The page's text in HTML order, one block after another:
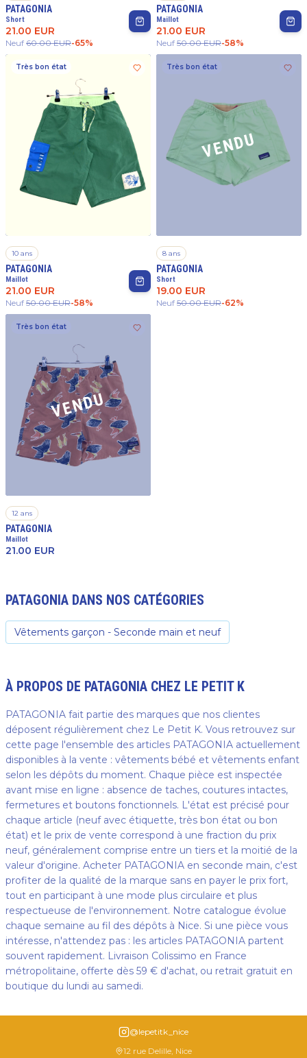
PATAGONIA
Short
21.00 EUR
Neuf 60.00 EUR-65%
PATAGONIA
Maillot
21.00 EUR
Neuf 50.00 EUR-58%
Très bon état
10 ans
PATAGONIA
Maillot
21.00 EUR
Neuf 50.00 EUR-58%
Très bon état
VENDU
8 ans
PATAGONIA
Short
19.00 EUR
Neuf 50.00 EUR-62%
Très bon état
VENDU
12 ans
PATAGONIA
Maillot
21.00 EUR
PATAGONIA DANS NOS CATÉGORIES
Vêtements garçon - Seconde main et neuf
À PROPOS DE PATAGONIA CHEZ LE PETIT K
PATAGONIA fait partie des marques que nos clientes
déposent régulièrement chez Le Petit K. Vous retrouvez sur
cette page l'ensemble des articles PATAGONIA actuellement
disponibles à la vente : vêtements bébé et vêtements enfant
selon les dépôts du moment. Chaque pièce est inspectée
avant mise en ligne : absence de taches, coutures intactes,
fermetures et boutons fonctionnels. L'état est précisé pour
chaque article (neuf avec étiquette, très bon état ou bon
état) et le prix de vente correspond à une fraction du prix
neuf, généralement comprise entre un tiers et la moitié de la
valeur d'origine. Acheter PATAGONIA en seconde main, c'est
profiter de la qualité de la marque sans en payer le prix fort,
tout en participant à une mode plus circulaire et plus
respectueuse de l'environnement. Notre catalogue évolue
chaque semaine au fil des dépôts à Nice. Si une pièce vous
intéresse, n'attendez pas : les articles PATAGONIA partent
souvent rapidement. Livraison Colissimo en France
métropolitaine, offerte dès 59 € d'achat, ou retrait gratuit en
boutique du lundi au samedi.
@lepetitk_nice
12 rue Delille, Nice